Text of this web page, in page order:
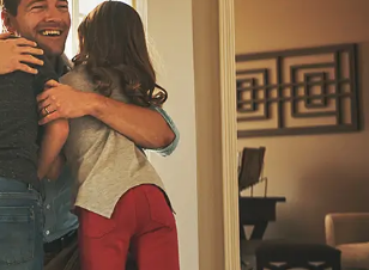
Accede a TU BGR DIGITAL
INGRESAR
Conoce las nuevas funcionalidadesde